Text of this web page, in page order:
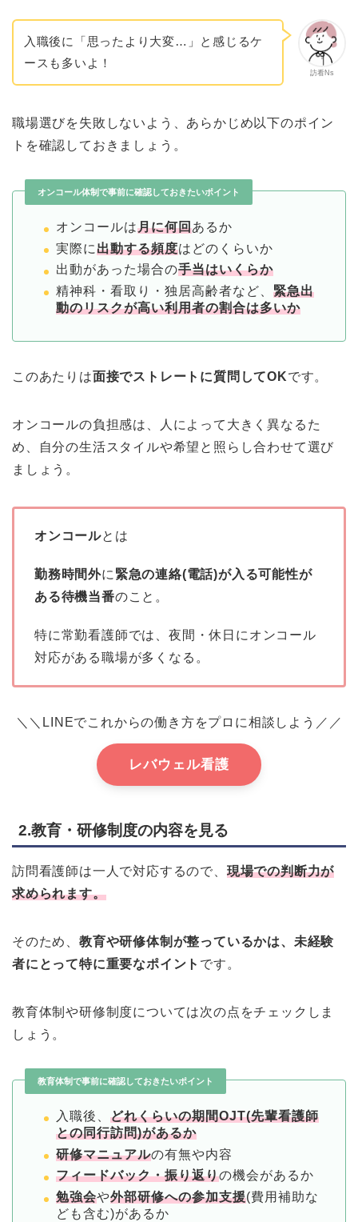
訪看Ns
入職後に「思ったより大変…」と感じるケ
ースも多いよ！
職場選びを失敗しないよう、あらかじめ以下のポイン
トを確認しておきましょう。
オンコール体制で事前に確認しておきたいポイント
オンコールは月に何回あるか
実際に出動する頻度はどのくらいか
出動があった場合の手当はいくらか
精神科・看取り・独居高齢者など、 緊急出
動のリスクが高い利用者の割合は多いか
このあたりは面接でストレートに質問してOKです。
オンコールの負担感は、人によって大きく異なるた
め、自分の生活スタイルや希望と照らし合わせて選び
ましょう。
オンコールとは
勤務時間外に 緊急の連絡(電話)が入る可能性が
ある待機当番のこと。
特に常勤看護師では、夜間・休日にオンコール
対応がある職場が多くなる。
＼＼LINEでこれからの働き方をプロに相談しよう／／
レバウェル看護
2.教育・研修制度の内容を見る
訪問看護師は一人で対応するので、 現場での判断力が
求められます。
そのため、 教育や研修体制が整っているかは、未経験
者にとって特に重要なポイント です。
教育体制や研修制度については次の点をチェックしま
しょう。
教育体制で事前に確認しておきたいポイント
入職後、 どれくらいの期間OJT(先輩看護師
との同行訪問)があるか
研修マニュアルの有無や内容
フィードバック・振り返りの機会があるか
勉強会や外部研修への参加支援(費用補助な
ども含む)があるか